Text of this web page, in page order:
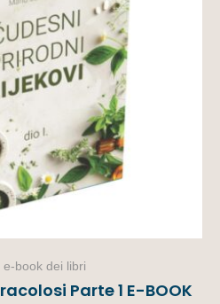
e-book dei libri
Parte 1 E-BOOK